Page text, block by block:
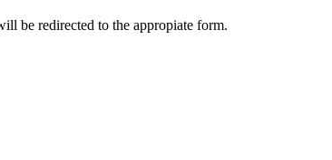
be redirected to the appropiate form.